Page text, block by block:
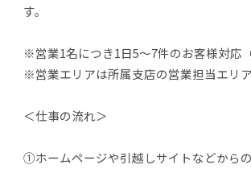
す。
※営業1名につき1日5～7件のお客様対応（
※営業エリアは所属支店の営業担当エリ
＜仕事の流れ＞
①ホームページや引越しサイトなどから